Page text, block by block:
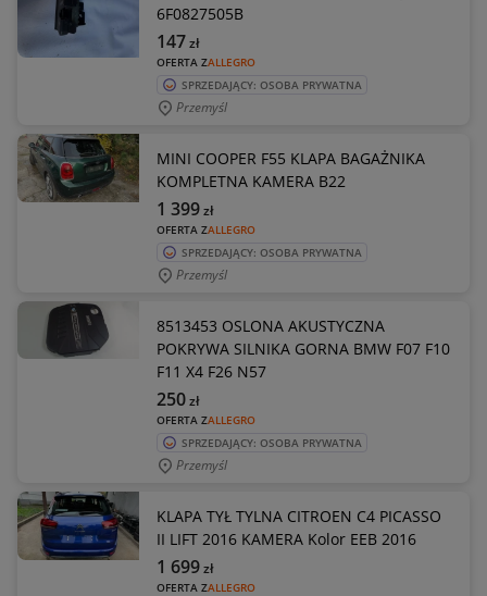
6F0827505B
OFERTA ZALLEGRO
147zł
SPRZEDAJĄCY: OSOBA PRYWATNA
Przemyśl
MINI COOPER F55 KLAPA BAGAŻNIKA
KOMPLETNA KAMERA B22
OFERTA ZALLEGRO
1 399zł
SPRZEDAJĄCY: OSOBA PRYWATNA
Przemyśl
8513453 OSLONA AKUSTYCZNA
POKRYWA SILNIKA GORNA BMW F07 F10
F11 X4 F26 N57
OFERTA ZALLEGRO
250zł
SPRZEDAJĄCY: OSOBA PRYWATNA
Przemyśl
KLAPA TYŁ TYLNA CITROEN C4 PICASSO
II LIFT 2016 KAMERA Kolor EEB 2016
OFERTA ZALLEGRO
1 699zł